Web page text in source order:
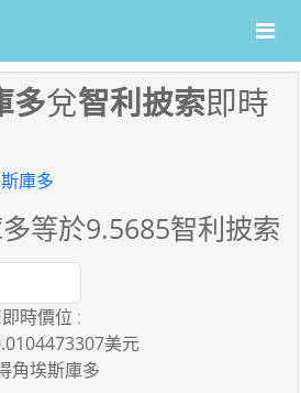
多兌智利披索即時
庫多
等於9.5685智利披索
時價位 :
美元
角埃斯庫多